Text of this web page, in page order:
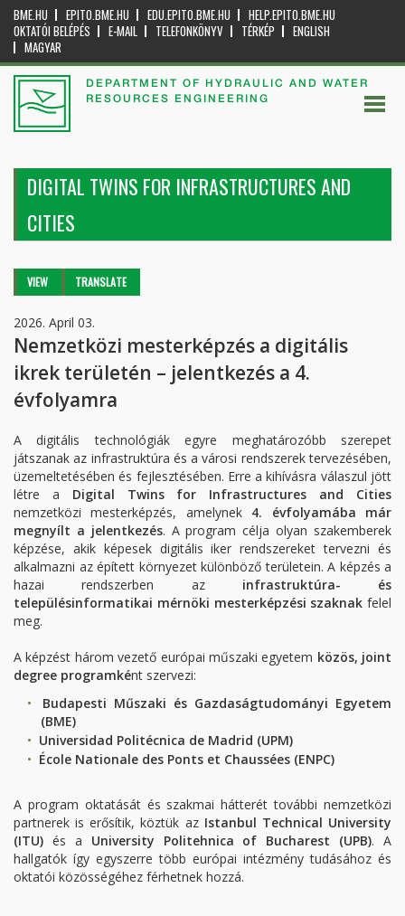
BME.HU EPITO.BME.HU EDU.EPITO.BME.HU
HELP.EPITO.BME.HU
OKTATÓI BELÉPÉS
E-MAIL TELEFONKÖNYV TÉRKÉP
ENGLISH
MAGYAR
DEPARTMENT OF HYDRAULIC AND WATER
RESOURCES ENGINEERING
DIGITAL TWINS FOR INFRASTRUCTURES AND
CITIES
Primary tabs
VIEW (ACTIVETRANSLATE
2026. April 03.
Nemzetközi mesterképzés a digitális
ikrek területén – jelentkezés a 4.
évfolyamra
A digitális technológiák egyre meghatározóbb szerepet
játszanak az infrastruktúra és a városi rendszerek tervezésében,
üzemeltetésében és fejlesztésében. Erre a kihívásra válaszul jött
létre a Digital Twins for Infrastructures and Cities
nemzetközi mesterképzés, amelynek 4. évfolyamába már
megnyílt a jelentkezés. A program célja olyan szakemberek
képzése, akik képesek digitális iker rendszereket tervezni és
alkalmazni az épített környezet különböző területein. A képzés a
hazai rendszerben azinfrastruktúra- és
településinformatikai mérnöki mesterképzési szaknak felel
meg.
A képzést három vezető európai műszaki egyetem közös, joint
degree programként szervezi:
Budapesti Műszaki és Gazdaságtudományi Egyetem
(BME)
Universidad Politécnica de Madrid (UPM)
École Nationale des Ponts et Chaussées (ENPC)
A program oktatását és szakmai hátterét további nemzetközi
partnerek is erősítik, köztük az Istanbul Technical University
(ITU) és a University Politehnica of Bucharest (UPB). A
hallgatók így egyszerre több európai intézmény tudásához és
oktatói közösségéhez férhetnek hozzá.